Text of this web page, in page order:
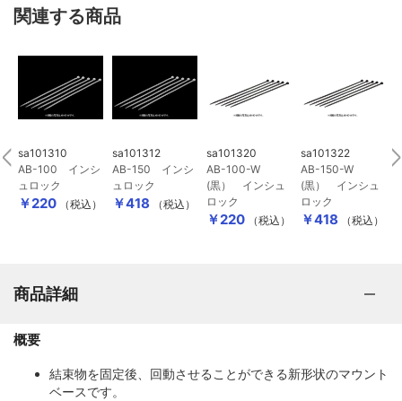
関連する商品
sa101310
AB-100 インシ
ュロック
￥220 （税込）
sa101312
AB-150 インシ
ュロック
￥418 （税込）
sa101320
AB-100-W
(黒） インシュ
ロック
￥220 （税込）
sa101322
AB-150-W
(黒） インシュ
ロック
￥418 （税込）
商品詳細
概要
結束物を固定後、回動させることができる新形状のマウント
ベースです。